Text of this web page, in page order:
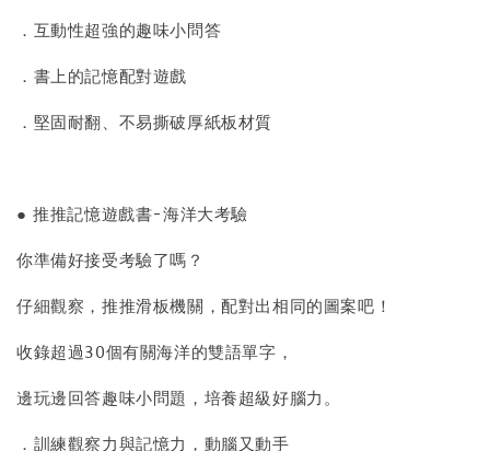
．互動性超強的趣味小問答
．書上的記憶配對遊戲
．堅固耐翻、不易撕破厚紙板材質
● 推推記憶遊戲書-海洋大考驗
你準備好接受考驗了嗎？
仔細觀察，推推滑板機關，配對出相同的圖案吧！
收錄超過30個有關海洋的雙語單字，
邊玩邊回答趣味小問題，培養超級好腦力。
．訓練觀察力與記憶力，動腦又動手